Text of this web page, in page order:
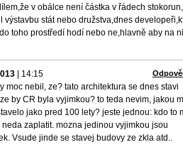
v obálce není částka v řádech
výstavbu stát nebo družstva,dnes
toho prostředí hodí nebo ne,hlavně aby na
14:15
moc nebil, ze? tato architektura se dnes stavi
by CR byla vyjimkou? to teda nevim, jakou
jako pred 100 lety? jeste jednou: kdo to
zaplatit. mozna jedinou vyjimkou jsou
Vsude jinde se stavej budovy ze zkla atd..